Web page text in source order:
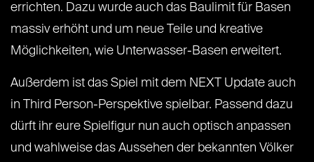
errichten. Dazu wurde auch das Baulimit für Basen
massiv erhöht und um neue Teile und kreative
Möglichkeiten, wie Unterwasser-Basen erweitert.
Außerdem ist das Spiel mit dem NEXT Update auch
in Third Person-Perspektive spielbar. Passend dazu
dürft ihr eure Spielfigur nun auch optisch anpassen
und wahlweise das Aussehen der bekannten Völker